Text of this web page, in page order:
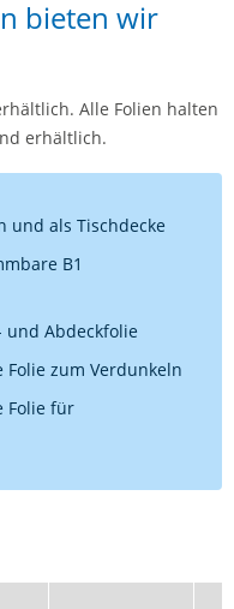
bieten wir
Alle Folien halten
erhältlich.
und als Tischdecke
B1
und Abdeckfolie
Folie zum Verdunkeln
Folie für